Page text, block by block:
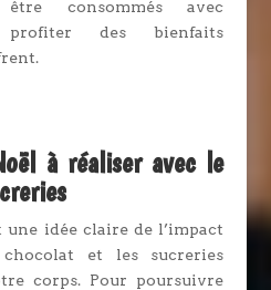
consommés avec
des bienfaits
à réaliser avec le
une idée claire de l’impact
et les sucreries
corps. Pour poursuivre